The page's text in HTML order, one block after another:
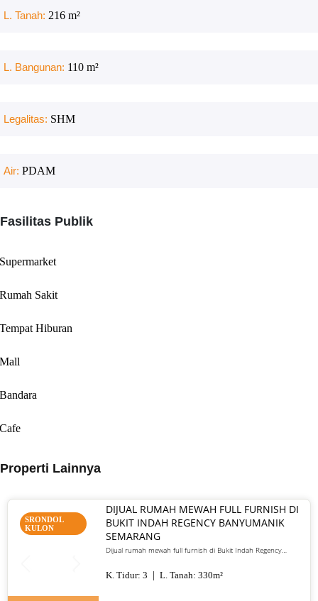
L. Tanah: 216 m²
L. Bangunan: 110 m²
Legalitas: SHM
Air: PDAM
Fasilitas Publik
Supermarket
Rumah Sakit
Tempat Hiburan
Mall
Bandara
Cafe
Properti Lainnya
SRONDOL
KULON
DIJUAL RUMAH MEWAH FULL FURNISH DI
BUKIT INDAH REGENCY BANYUMANIK
SEMARANG
Dijual rumah mewah full furnish di Bukit Indah Regency
premium. Harga 5 M nego
K. Tidur: 3 L. Tanah: 330m²